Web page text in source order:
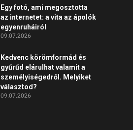
Egy fotó, ami megosztotta
az internetet: a vita az ápolók
egyenruháiról
09.07.2026
Kedvenc körömformád és
gyűrűd elárulhat valamit a
személyiségedről. Melyiket
választod?
09.07.2026